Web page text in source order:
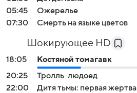
05:45
Ожерелье
07:30
Смерть на языке цветов
Шокирующее HD
18:05
Костяной томагавк
20:25
Тролль-людоед
22:00
Дитя тьмы: первая жертва